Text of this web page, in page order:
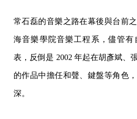
常石磊的音樂之路在幕後與台前
海音樂學院音樂工程系，儘管有
表，反倒是 2002 年起在胡彥斌、
的作品中擔任和聲、鍵盤等角色
深。